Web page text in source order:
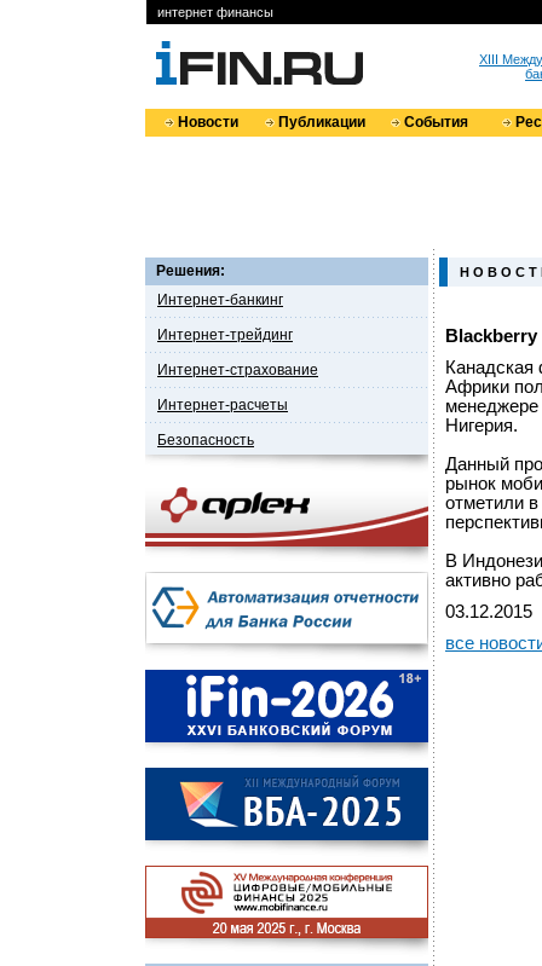
интернет финансы
XIII
Новости Публикации События
Решения:
Интернет-банкинг
Интернет-трейдинг
Интернет-страхование
Интернет-расчеты
Безопасность
Н О В О С Т
Африки
менеджере
Нигерия.
Данный
рынок
отметили
В
активно
03.12.2015
все